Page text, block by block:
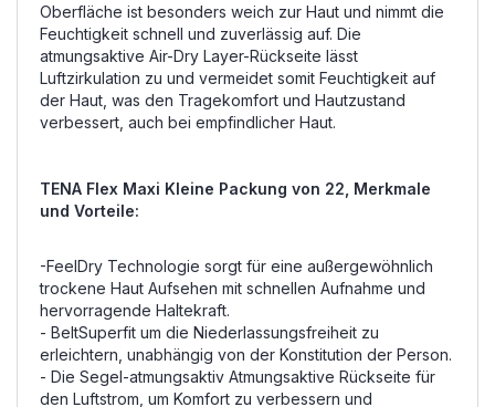
Oberfläche ist besonders weich zur Haut und nimmt die
Feuchtigkeit schnell und zuverlässig auf. Die
atmungsaktive Air-Dry Layer-Rückseite lässt
Luftzirkulation zu und vermeidet somit Feuchtigkeit auf
der Haut, was den Tragekomfort und Hautzustand
verbessert, auch bei empfindlicher Haut.
TENA Flex Maxi Kleine Packung von 22, Merkmale
und Vorteile:
-FeelDry Technologie sorgt für eine außergewöhnlich
trockene Haut Aufsehen mit schnellen Aufnahme und
hervorragende Haltekraft.
- BeltSuperfit um die Niederlassungsfreiheit zu
erleichtern, unabhängig von der Konstitution der Person.
- Die Segel-atmungsaktiv Atmungsaktive Rückseite für
den Luftstrom, um Komfort zu verbessern und